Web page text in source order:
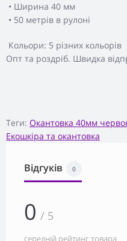
• Ширина 40 мм
• 50 метрів в рулоні
Кольори: 5 різних кольорів
Опт та роздріб. Швидка
Теги: Окантовка 40мм
Екошкіра та окантовка
Відгуків 0
0 / 5
середній рейтинг товара